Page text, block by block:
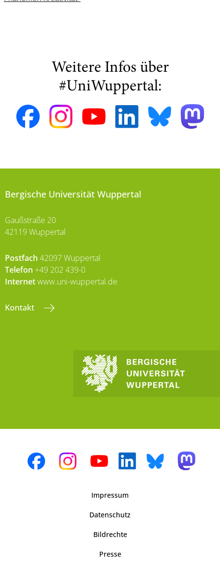
Weitere Infos über
#UniWuppertal:
Bergische Universität Wuppertal
Gaußstraße 20
42119 Wuppertal
Postfach 42097 Wuppertal
Telefon +49 202 439-0
Internetwww.uni-wuppertal.de
Kontakt
Impressum
Datenschutz
Bildrechte
Presse